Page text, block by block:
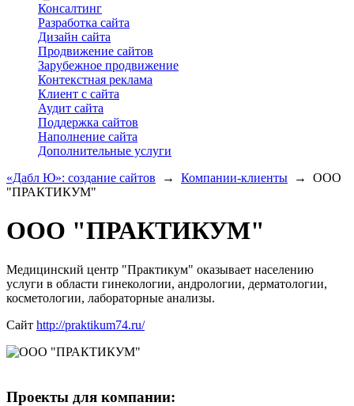
Консалтинг
Разработка сайта
Дизайн сайта
Продвижение сайтов
Зарубежное продвижение
Контекстная реклама
Клиент с сайта
Аудит сайта
Поддержка сайтов
Наполнение сайта
Дополнительные услуги
«Дабл Ю»: создание сайтов
→ Компании-клиенты →
ООО
"ПРАКТИКУМ"
ООО "ПРАКТИКУМ"
Медицинский центр "Практикум" оказывает населению
услуги в области гинекологии, андрологии, дерматологии,
косметологии, лабораторные анализы.
Сайт http://praktikum74.ru/
Проекты для компании: